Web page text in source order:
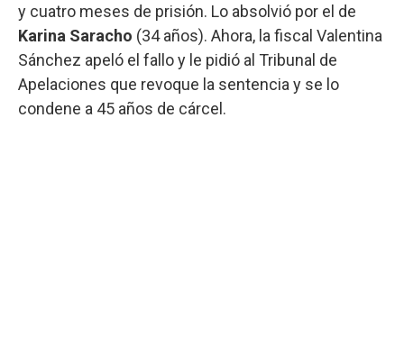
y cuatro meses de prisión. Lo absolvió por el de
Karina Saracho (34 años). Ahora, la fiscal Valentina
Sánchez apeló el fallo y le pidió al Tribunal de
Apelaciones que revoque la sentencia y se lo
condene a 45 años de cárcel.